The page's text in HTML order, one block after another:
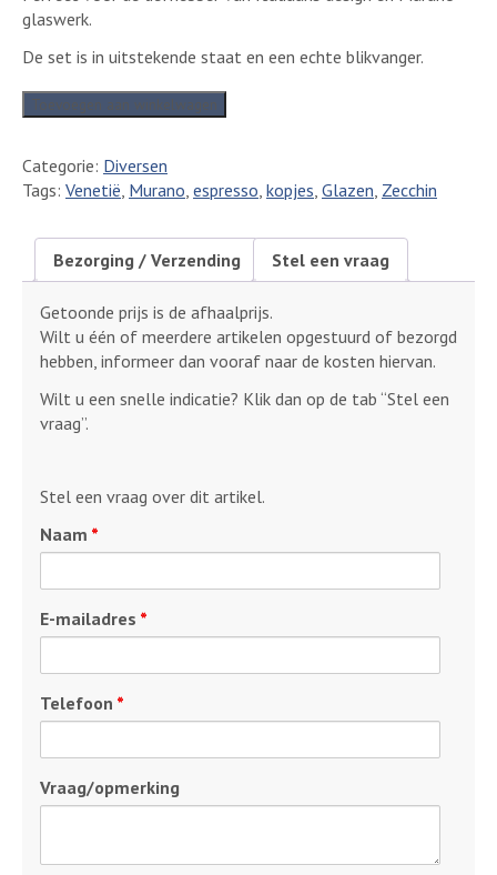
glaswerk.
De set is in uitstekende staat en een echte blikvanger.
6
Zecchin
Murano
glazen
kopjes
aantal
Toevoegen aan winkelwagen
Categorie: Diversen
Tags: Venetië, Murano, espresso, kopjes, Glazen, Zecchin
Bezorging / Verzending Stel een vraag
Getoonde prijs is de afhaalprijs.
Wilt u één of meerdere artikelen opgestuurd of bezorgd
hebben, informeer dan vooraf naar de kosten hiervan.
Wilt u een snelle indicatie? Klik dan op de tab “Stel een
vraag”.
Stel een vraag over dit artikel.
Naam *
E-mailadres *
Telefoon *
Vraag/opmerking